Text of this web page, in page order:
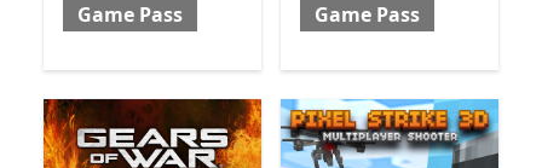
Game Pass Game Pass